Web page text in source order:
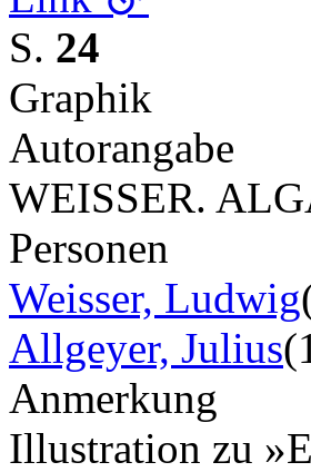
S. 24
Graphik
Autorangabe
WEISSER.
Personen
Weisser, Ludwig
Allgeyer, Julius
Anmerkung
Illustration zu